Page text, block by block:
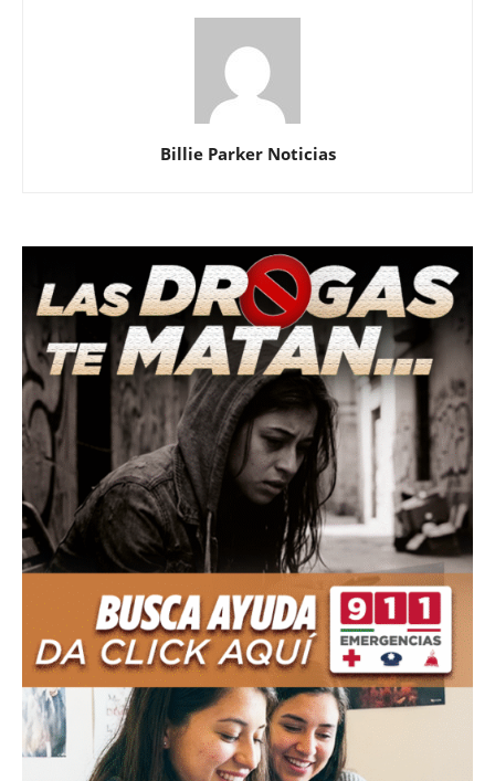
Billie Parker Noticias